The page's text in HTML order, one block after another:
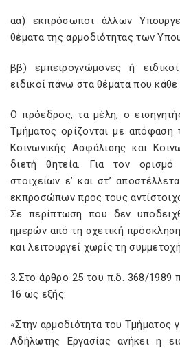
αα) εκπρόσωποι άλλων
θέματα της αρμοδιότητας των
ββ) εμπειρογνώμονες ή
ειδικοί πάνω στα θέματα που
Ο πρόεδρος, τα μέλη, ο
Τμήματος ορίζονται με απόφαση
Κοινωνικής Ασφάλισης και
διετή θητεία. Για τον
στοιχείων ε’ και στ’
εκπροσώπων προς τους
Σε περίπτωση που δεν
ημερών από τη σχετική
και λειτουργεί χωρίς τη
3.Στο άρθρο 25 του π.δ. 368/1989
16 ως εξής:
«Στην αρμοδιότητα του Τμήματος
Αδήλωτης Εργασίας ανήκει η